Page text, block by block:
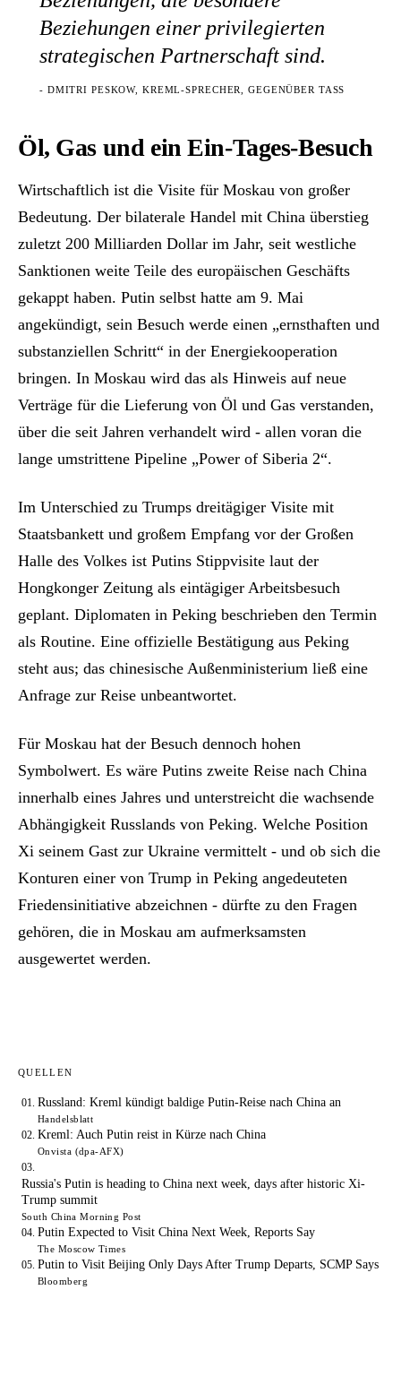
Beziehungen einer privilegierten
strategischen Partnerschaft sind.
- DMITRI PESKOW, KREML-SPRECHER, GEGENÜBER TASS
Öl, Gas und ein Ein-Tages-Besuch
Wirtschaftlich ist die Visite für Moskau von großer
Bedeutung. Der bilaterale Handel mit China überstieg
zuletzt 200 Milliarden Dollar im Jahr, seit westliche
Sanktionen weite Teile des europäischen Geschäfts
gekappt haben. Putin selbst hatte am 9. Mai
angekündigt, sein Besuch werde einen „ernsthaften und
substanziellen Schritt“ in der Energiekooperation
bringen. In Moskau wird das als Hinweis auf neue
Verträge für die Lieferung von Öl und Gas verstanden,
über die seit Jahren verhandelt wird - allen voran die
lange umstrittene Pipeline „Power of Siberia 2“.
Im Unterschied zu Trumps dreitägiger Visite mit
Staatsbankett und großem Empfang vor der Großen
Halle des Volkes ist Putins Stippvisite laut der
Hongkonger Zeitung als eintägiger Arbeitsbesuch
geplant. Diplomaten in Peking beschrieben den Termin
als Routine. Eine offizielle Bestätigung aus Peking
steht aus; das chinesische Außenministerium ließ eine
Anfrage zur Reise unbeantwortet.
Für Moskau hat der Besuch dennoch hohen
Symbolwert. Es wäre Putins zweite Reise nach China
innerhalb eines Jahres und unterstreicht die wachsende
Abhängigkeit Russlands von Peking. Welche Position
Xi seinem Gast zur Ukraine vermittelt - und ob sich die
Konturen einer von Trump in Peking angedeuteten
Friedensinitiative abzeichnen - dürfte zu den Fragen
gehören, die in Moskau am aufmerksamsten
ausgewertet werden.
QUELLEN
Russland: Kreml kündigt baldige Putin-Reise nach China an
Handelsblatt
Kreml: Auch Putin reist in Kürze nach China
Onvista (dpa-AFX)
Russia's Putin is heading to China next week, days after historic Xi-
Trump summit
South China Morning Post
Putin Expected to Visit China Next Week, Reports Say
The Moscow Times
Putin to Visit Beijing Only Days After Trump Departs, SCMP Says
Bloomberg